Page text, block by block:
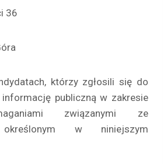
36
którzy zgłosili się do
publiczną w zakresie
związanymi ze
określonym w niniejszym